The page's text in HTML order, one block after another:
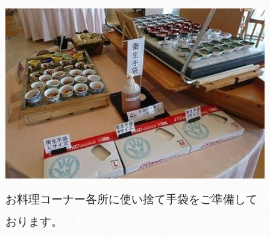
お料理コーナー各所に使い捨て手袋をご準備して
おります。